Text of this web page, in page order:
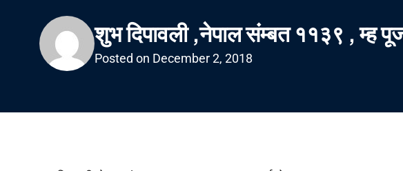
शुभ दिपावली ,नेपाल संम्बत ११३९ , म्ह
Posted on December 2, 2018